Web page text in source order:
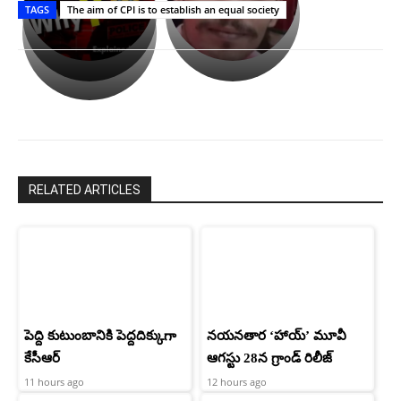
లేకుండా
అసంపూర్ణం
ఇండియా
స్టార్
హీరోయిన్‏గా
శ్రీనిధి
రివెంజ్
తీర్చుకున్న
ఉపాసన..
పాపం
రామ్
TAGS The aim of CPI is to establish an equal society
RELATED ARTICLES
పెద్ది కుటుంబానికి పెద్దదిక్కుగా
కేసీఆర్
11 hours ago
నయనతార ‘హాయ్’ మూవీ
ఆగస్టు 28న గ్రాండ్ రిలీజ్
12 hours ago